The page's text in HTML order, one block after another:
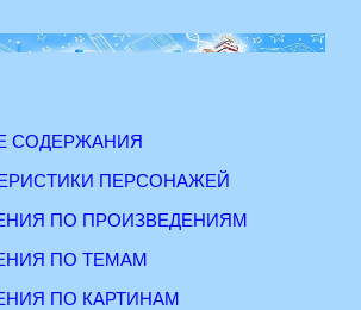
СОДЕРЖАНИЯ
ПЕРСОНАЖЕЙ
ПО ПРОИЗВЕДЕНИЯМ
ПО ТЕМАМ
ПО КАРТИНАМ